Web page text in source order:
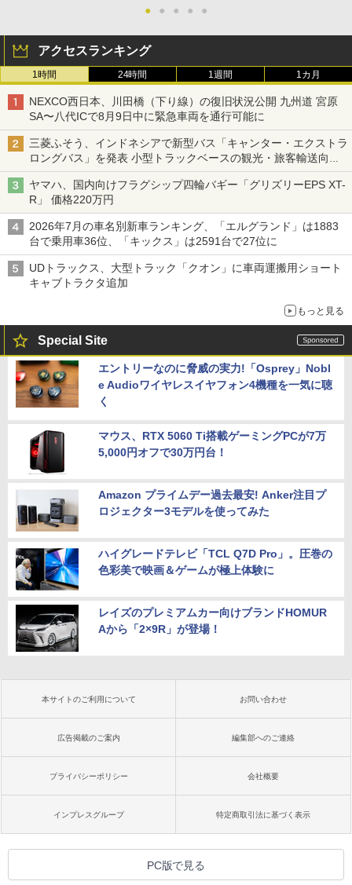
● ● ● ● ●
アクセスランキング
1時間 24時間 1週間 1カ月
NEXCO西日本、川田橋（下り線）の復旧状況公開 九州道 宮原
SA〜八代ICで8月9日中に緊急車両を通行可能に
三菱ふそう、インドネシアで新型バス「キャンター・エクストラ
ロングバス」を発表 小型トラックベースの観光・旅客輸送向け
バス
ヤマハ、国内向けフラグシップ四輪バギー「グリズリーEPS XT-
R」 価格220万円
2026年7月の車名別新車ランキング、「エルグランド」は1883
台で乗用車36位、「キックス」は2591台で27位に
UDトラックス、大型トラック「クオン」に車両運搬用ショート
キャブトラクタ追加
もっと見る
Special Site
エントリーなのに脅威の実力!「Osprey」Nobl
e Audioワイヤレスイヤフォン4機種を一気に聴
く
マウス、RTX 5060 Ti搭載ゲーミングPCが7万
5,000円オフで30万円台！
Amazon プライムデー過去最安! Anker注目プ
ロジェクター3モデルを使ってみた
ハイグレードテレビ「TCL Q7D Pro」。圧巻の
色彩美で映画＆ゲームが極上体験に
レイズのプレミアムカー向けブランドHOMUR
Aから「2×9R」が登場！
本サイトのご利用について お問い合わせ
広告掲載のご案内 編集部へのご連絡
プライバシーポリシー 会社概要
インプレスグループ 特定商取引法に基づく表示
PC版で見る